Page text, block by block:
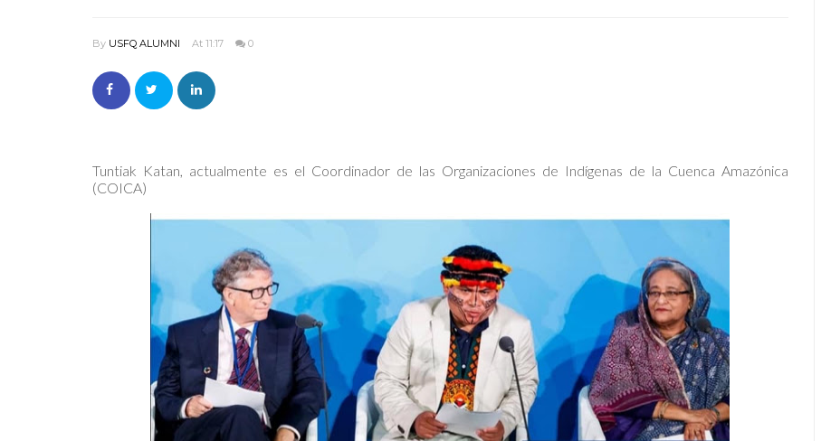
By USFQ ALUMNI At 11:17 0
Tuntiak Katan, actualmente es el Coordinador de las Organizaciones de Indígenas de la Cuenca Amazónica
(COICA)